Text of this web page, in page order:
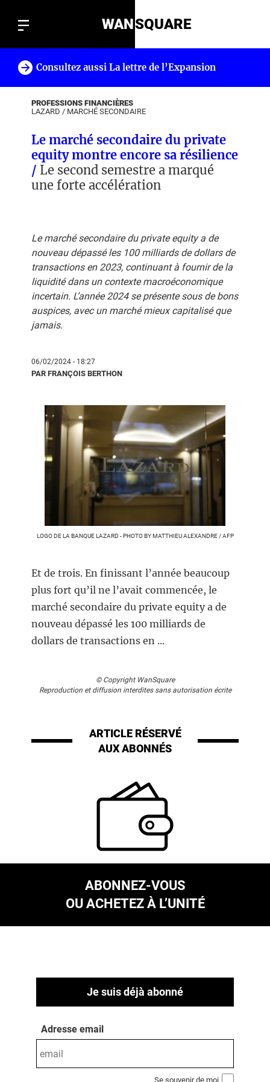
WANSQUARE
Consultez aussi La lettre de l’Expansion
PROFESSIONS FINANCIÈRES
LAZARD / MARCHÉ SECONDAIRE
Le marché secondaire du private
equity montre encore sa résilience
/ Le second semestre a marqué
une forte accélération
Le marché secondaire du private equity a de
nouveau dépassé les 100 milliards de dollars de
transactions en 2023, continuant à fournir de la
liquidité dans un contexte macroéconomique
incertain. L’année 2024 se présente sous de bons
auspices, avec un marché mieux capitalisé que
jamais.
06/02/2024 - 18:27
PAR FRANÇOIS BERTHON
LOGO DE LA BANQUE LAZARD - PHOTO BY MATTHIEU ALEXANDRE / AFP
Et de trois. En finissant l’année beaucoup
plus fort qu’il ne l’avait commencée, le
marché secondaire du private equity a de
nouveau dépassé les 100 milliards de
dollars de transactions en ...
© Copyright WanSquare
Reproduction et diffusion interdites sans autorisation écrite
ARTICLE RÉSERVÉ
AUX ABONNÉS
ABONNEZ-VOUS
OU ACHETEZ À L’UNITÉ
Je suis déjà abonné
Adresse email
Se souvenir de moi